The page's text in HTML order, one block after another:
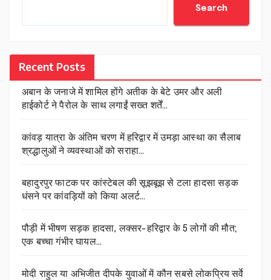
Search
Recent Posts
अबान के जनाजे में शामिल होंगे अतीक के बेटे उमर और अली
हाईकोर्ट ने पैरोल के साथ लगाईं सख्त शर्तें…
कांवड़ यात्रा के अंतिम चरण में हरिद्वार में उमड़ा आस्था का सैलाब
श्रद्धालुओं ने व्यवस्थाओं को सराहा…
बहादुरपुर फाटक पर कांस्टेबल की सूझबूझ से टला हादसा सड़क
धंसने पर कांवड़ियों को किया अलर्ट…
पौड़ी में भीषण सड़क हादसा, लक्सर-हरिद्वार के 5 लोगों की मौत;
एक बच्चा गंभीर घायल…
मोदी राहुल या अभिजीत दीपके युवाओं में कौन सबसे लोकप्रिय सर्वे